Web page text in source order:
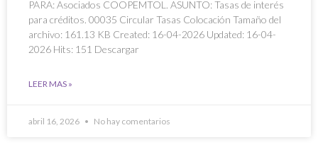
PARA: Asociados COOPEMTOL. ASUNTO: Tasas de interés
para créditos. 00035 Circular Tasas Colocación Tamaño del
archivo: 161.13 KB Created: 16-04-2026 Updated: 16-04-
2026 Hits: 151 Descargar
LEER MAS »
abril 16, 2026 No hay comentarios